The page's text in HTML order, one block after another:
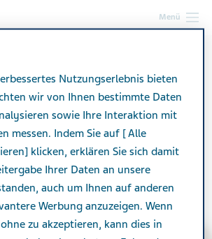
Menü
und Verhütung
Nutzungserlebnis bieten
wir von Ihnen bestimmte Daten
sowie Ihre Interaktion mit
messen. Indem Sie auf [ Alle
klicken, erklären Sie sich damit
Ihrer Daten an unsere
auch um Ihnen auf anderen
Werbung anzuzeigen. Wenn
zu akzeptieren, kann dies in